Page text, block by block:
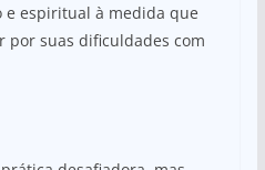
espiritual à medida que
por suas dificuldades com